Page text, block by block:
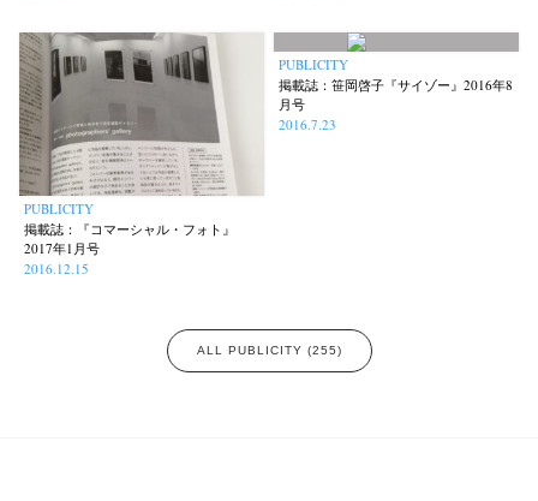
PUBLICITY
掲載誌：『コマーシャル・フォト』
2017年1月号
2016.12.15
PUBLICITY
掲載誌：笹岡啓子『サイゾー』2016年8
月号
2016.7.23
ALL PUBLICITY (255)